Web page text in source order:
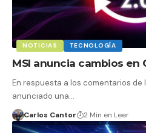
NOTICIAS TECNOLOGÍA
MSI anuncia cambios en
En respuesta a los comentarios de
anunciado una…
Carlos Cantor 2 Min en Leer